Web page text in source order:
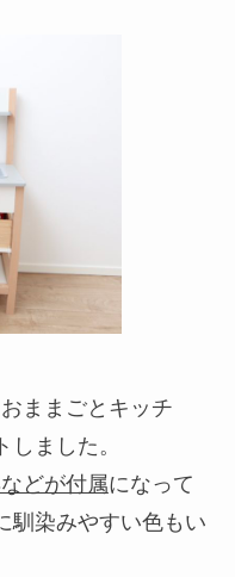
ままごとキッチ
ました。
どが付属になって
馴染みやすい色もい